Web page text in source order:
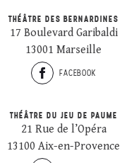
THÉÂTRE DES BERNARDINES
17 Boulevard Garibaldi
13001 Marseille
FACEBOOK
THÉÂTRE DU JEU DE PAUME
21 Rue de l’Opéra
13100 Aix-en-Provence